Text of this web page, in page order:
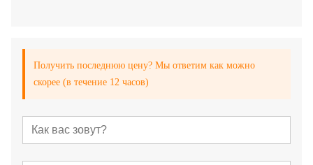
Получить последнюю цену? Мы ответим как можно
скорее (в течение 12 часов)